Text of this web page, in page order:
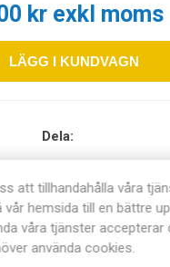
kr exkl moms
LÄGG I KUNDVAGN
Dela:
ÖVERSIKT
att tillhandahålla våra
hemsida till en bättre
våra tjänster accepterar
använda cookies.